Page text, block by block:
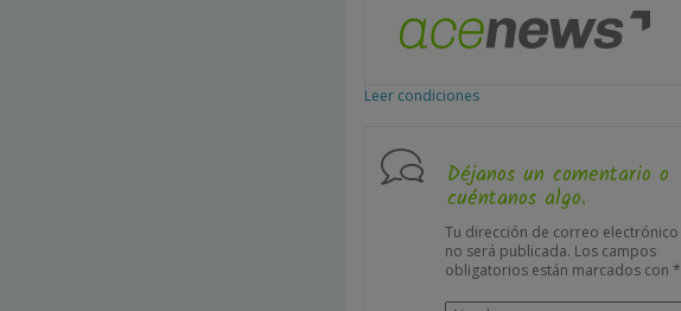
Leer condiciones
Déjanos un comentario o
cuéntanos algo.
Tu dirección de correo electrónico
no será publicada. Los campos
obligatorios están marcados con *